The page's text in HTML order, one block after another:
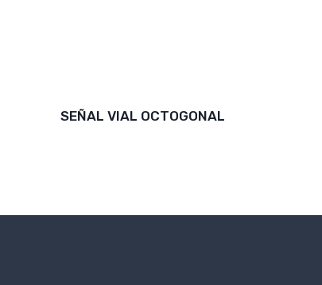
SEÑAL VIAL OCTOGONAL